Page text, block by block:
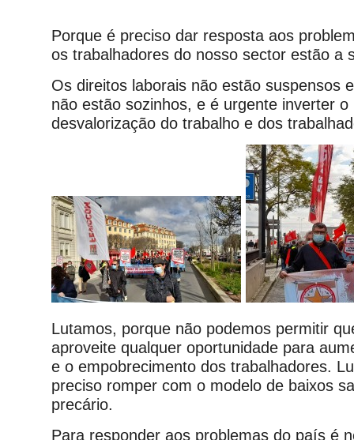
Porque é preciso dar resposta aos
os trabalhadores do nosso sector estão a
Os direitos laborais não estão suspensos
não estão sozinhos, e é urgente inverter o
desvalorização do trabalho e dos
Lutamos, porque não podemos permitir
aproveite qualquer oportunidade para
e o empobrecimento dos trabalhadores.
preciso romper com o modelo de baixos
precário.
Para responder aos problemas do país é